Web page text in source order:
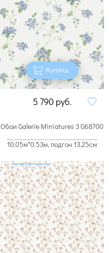
Купить
5 790 руб.
Обои Galerie Miniatures 3 G68700
10.05м*0.53м, подгон 13.25см